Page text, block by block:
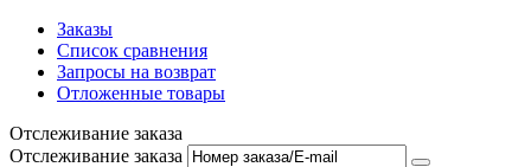
Заказы
Список сравнения
Запросы на возврат
Отложенные товары
Отслеживание заказа
Отслеживание заказа